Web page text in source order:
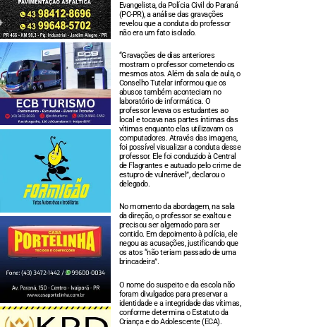
Evangelista, da Polícia Civil do Paraná
(PC-PR), a análise das gravações
revelou que a conduta do professor
não era um fato isolado.
“Gravações de dias anteriores
mostram o professor cometendo os
mesmos atos. Além da sala de aula, o
Conselho Tutelar informou que os
abusos também aconteciam no
laboratório de informática. O
professor levava os estudantes ao
local e tocava nas partes íntimas das
vítimas enquanto elas utilizavam os
computadores. Através das imagens,
foi possível visualizar a conduta desse
professor. Ele foi conduzido à Central
de Flagrantes e autuado pelo crime de
estupro de vulnerável”, declarou o
delegado.
No momento da abordagem, na sala
da direção, o professor se exaltou e
precisou ser algemado para ser
contido. Em depoimento à polícia, ele
negou as acusações, justificando que
os atos “não teriam passado de uma
brincadeira”.
O nome do suspeito e da escola não
foram divulgados para preservar a
identidade e a integridade das vítimas,
conforme determina o Estatuto da
Criança e do Adolescente (ECA).